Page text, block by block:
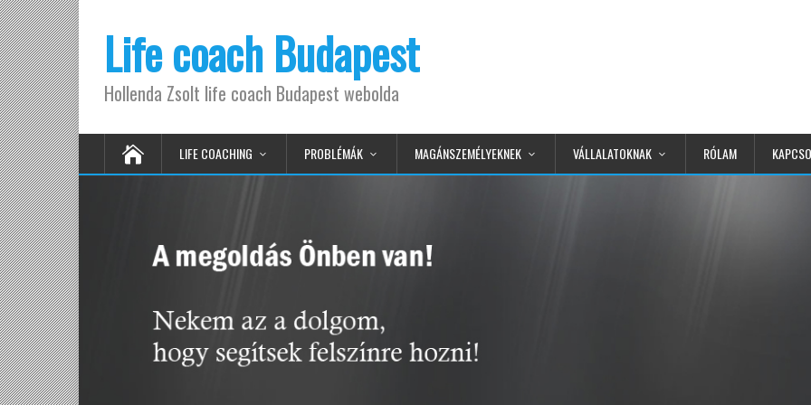
Life coach Budapest
Hollenda Zsolt life coach Budapest webolda
LIFE COACHING PROBLÉMÁK MAGÁNSZEMÉLYEKNEK VÁLLALATOKNAK RÓLAM